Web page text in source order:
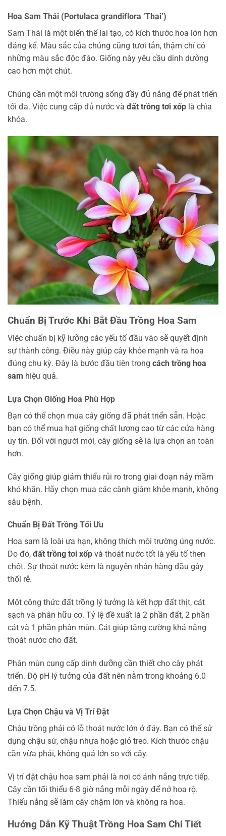
Hoa Sam Thái (Portulaca grandiflora ‘Thai’)
Sam Thái là một biến thể lai tạo, có kích thước hoa lớn hơn
đáng kể. Màu sắc của chúng cũng tươi tắn, thậm chí có
những màu sắc độc đáo. Giống này yêu cầu dinh dưỡng
cao hơn một chút.
Chúng cần một môi trường sống đầy đủ nắng để phát triển
tối đa. Việc cung cấp đủ nước và đất trồng tơi xốp là chìa
khóa.
Chuẩn Bị Trước Khi Bắt Đầu Trồng Hoa Sam
Việc chuẩn bị kỹ lưỡng các yếu tố đầu vào sẽ quyết định
sự thành công. Điều này giúp cây khỏe mạnh và ra hoa
đúng chu kỳ. Đây là bước đầu tiên trong cách trồng hoa
sam hiệu quả.
Lựa Chọn Giống Hoa Phù Hợp
Bạn có thể chọn mua cây giống đã phát triển sẵn. Hoặc
bạn có thể mua hạt giống chất lượng cao từ các cửa hàng
uy tín. Đối với người mới, cây giống sẽ là lựa chọn an toàn
hơn.
Cây giống giúp giảm thiểu rủi ro trong giai đoạn nảy mầm
khó khăn. Hãy chọn mua các cành giâm khỏe mạnh, không
sâu bệnh.
Chuẩn Bị Đất Trồng Tối Ưu
Hoa sam là loài ưa hạn, không thích môi trường úng nước.
Do đó, đất trồng tơi xốp và thoát nước tốt là yếu tố then
chốt. Sự thoát nước kém là nguyên nhân hàng đầu gây
thối rễ.
Một công thức đất trồng lý tưởng là kết hợp đất thịt, cát
sạch và phân hữu cơ. Tỷ lệ đề xuất là 2 phần đất, 2 phần
cát và 1 phần phân mùn. Cát giúp tăng cường khả năng
thoát nước cho đất.
Phân mùn cung cấp dinh dưỡng cần thiết cho cây phát
triển. Độ pH lý tưởng của đất nên nằm trong khoảng 6.0
đến 7.5.
Lựa Chọn Chậu và Vị Trí Đặt
Chậu trồng phải có lỗ thoát nước lớn ở đáy. Bạn có thể sử
dụng chậu sứ, chậu nhựa hoặc giỏ treo. Kích thước chậu
cần vừa phải, không quá lớn so với cây.
Vị trí đặt chậu hoa sam phải là nơi có ánh nắng trực tiếp.
Cây cần tối thiểu 6-8 giờ nắng mỗi ngày để nở hoa rộ.
Thiếu nắng sẽ làm cây chậm lớn và không ra hoa.
Hướng Dẫn Kỹ Thuật Trồng Hoa Sam Chi Tiết